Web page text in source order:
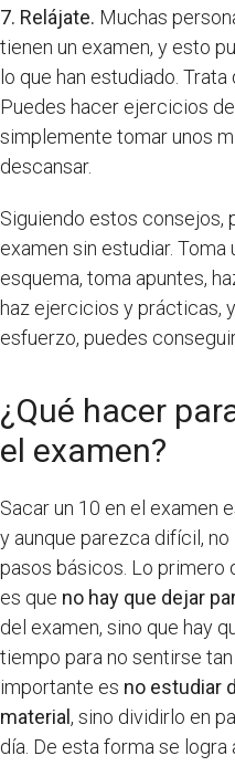
7. Relájate. Muchas
tienen un examen, y esto
lo que han estudiado.
Puedes hacer ejercicios
simplemente tomar unos
descansar.
Siguiendo estos consejos,
examen sin estudiar. Toma
esquema, toma apuntes,
haz ejercicios y prácticas,
esfuerzo, puedes
¿Qué hacer
el examen?
Sacar un 10 en el examen
y aunque parezca difícil,
pasos básicos. Lo primero
es que no hay que dejar
del examen, sino que hay
tiempo para no sentirse
importante es no estudiar
material , sino dividirlo en
día. De esta forma se